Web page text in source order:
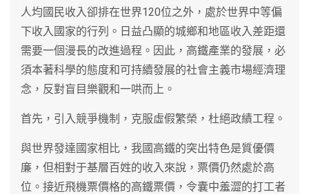
人均國民收入卻排在世界120位之外，處於世界中等偏
下收入國家的行列。日益凸顯的城鄉和地區收入差距還
需要一個漫長的改進過程。因此，高鐵產業的發展，必
須本著科學的態度和可持續發展的社會主義市場經濟理
念，反對盲目樂觀和一哄而上。
首先，引入競爭機制，克服虛假繁榮，杜絕政績工程。
與世界發達國家相比，我國高鐵的突出特色是質優價
廉，但相對于基層百姓的收入來說，票價仍然處於高
位。接近飛機票價格的高鐵票價，令囊中羞澀的打工者